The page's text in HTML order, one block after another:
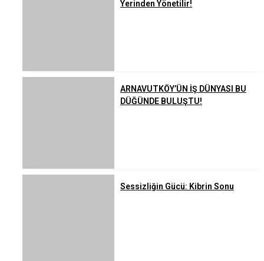
Yerinden Yönetilir!
ARNAVUTKÖY’ÜN İŞ DÜNYASI BU
DÜĞÜNDE BULUŞTU!
Sessizliğin Gücü: Kibrin Sonu